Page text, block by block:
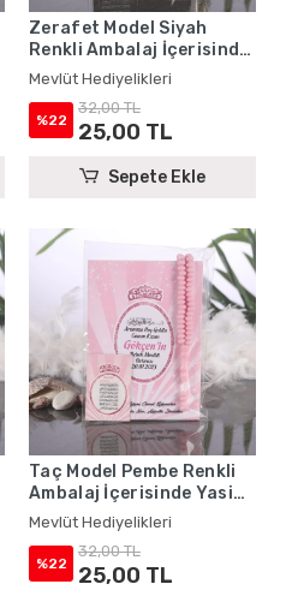
Zerafet Model Siyah
Renkli Ambalaj İçerisinde
Yasin Kitabı, Magnet ve
Tesbih - Mevlüt
Hediyelikleri
Mevlüt Hediyelikleri
%22
32,00 TL
25,00 TL
Sepete Ekle
Taç Model Pembe Renkli
Ambalaj İçerisinde Yasin
Kitabı, Magnet ve Tesbih -
Mevlüt Hediyelikleri
Mevlüt Hediyelikleri
%22
32,00 TL
25,00 TL